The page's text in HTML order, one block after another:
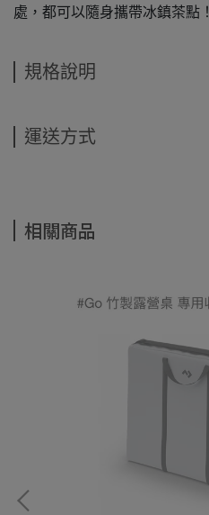
處，都可以隨身攜帶冰鎮茶點！
規格說明
運送方式
相關商品